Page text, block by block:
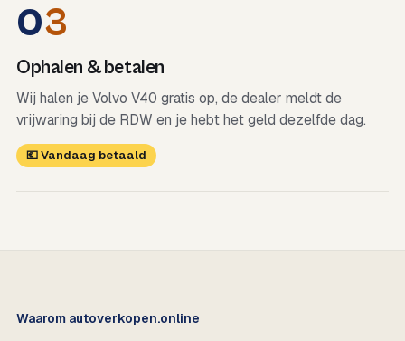
03
Ophalen & betalen
Wij halen je Volvo V40 gratis op, de dealer meldt de
vrijwaring bij de RDW en je hebt het geld dezelfde dag.
💶 Vandaag betaald
Waarom autoverkopen.online